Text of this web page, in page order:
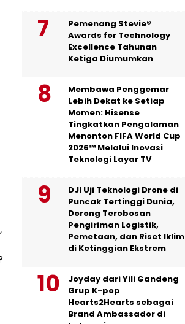
Pemenang Stevie®
Awards for Technology
Excellence Tahunan
Ketiga Diumumkan
Membawa Penggemar
Lebih Dekat ke Setiap
Momen: Hisense
Tingkatkan Pengalaman
Menonton FIFA World Cup
2026™ Melalui Inovasi
Teknologi Layar TV
DJI Uji Teknologi Drone di
Puncak Tertinggi Dunia,
Dorong Terobosan
Pengiriman Logistik,
Pemetaan, dan Riset Iklim
di Ketinggian Ekstrem
Joyday dari Yili Gandeng
Grup K-pop
Hearts2Hearts sebagai
Brand Ambassador di